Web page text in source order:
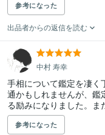
参考になった
出品者からの返信を読む
中村 寿幸
手相について鑑定を凄く
通かもしれませんが、鑑
る励みになりました。ま
参考になった